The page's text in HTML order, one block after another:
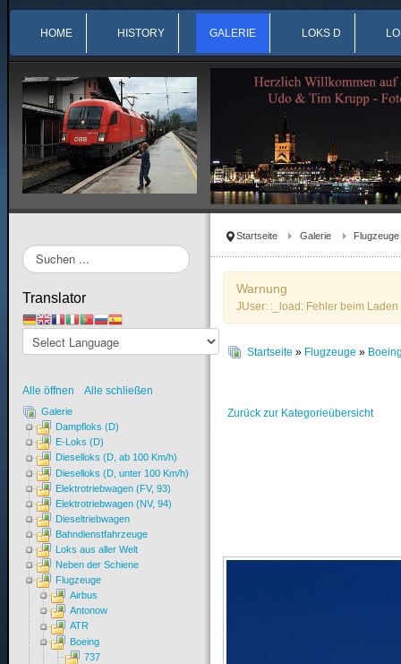
HOME HISTORY GALERIE LOKS D
Startseite Galerie Flugzeuge
Warnung
JUser: :_load: Fehler beim
Startseite » Flugzeuge »
Zurück zur Kategorieübersicht
Suchen
...
Translator
Alle öffnen Alle schließen
Galerie
Dampfloks (D)
E-Loks (D)
Dieselloks (D, ab 100 Km/h)
Dieselloks (D, unter 100 Km/h)
Elektrotriebwagen (FV, 93)
Elektrotriebwagen (NV, 94)
Dieseltriebwagen
Bahndienstfahrzeuge
Loks aus aller Welt
Neben der Schiene
Flugzeuge
Airbus
Antonow
ATR
Boeing
737